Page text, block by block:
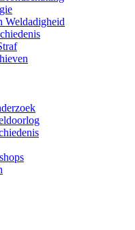
Weldadigheid